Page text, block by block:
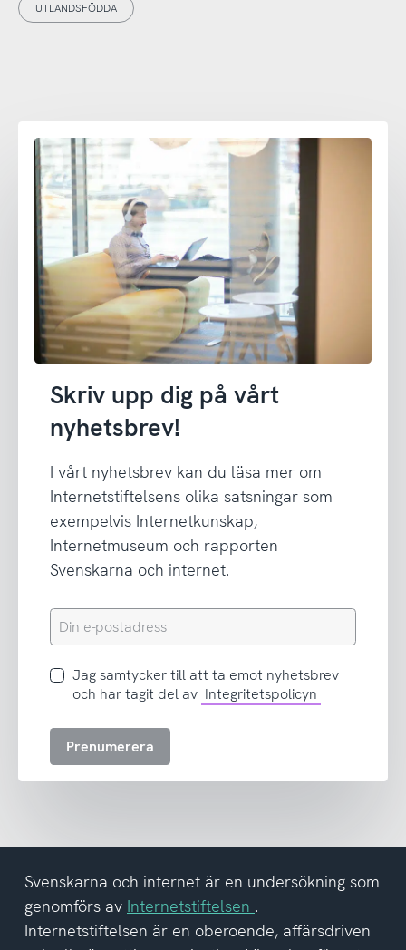
UTLANDSFÖDDA
Skriv upp dig på vårt
nyhetsbrev!
I vårt nyhetsbrev kan du läsa mer om
Internetstiftelsens olika satsningar som
exempelvis Internetkunskap,
Internetmuseum och rapporten
Svenskarna och internet.
Din
e-
Jag
samtycker
att
del
av
integritetspolicyn
Jag samtycker till att ta emot nyhetsbrev
och har tagit del av Integritetspolicyn
Prenumerera
Svenskarna och internet är en undersökning som
genomförs av Internetstiftelsen .
Internetstiftelsen är en oberoende, affärsdriven